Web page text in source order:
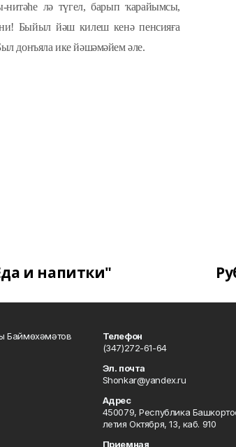
нитәһе лә түгел, барып ҡарайымсы,
Быйыл йәш килеш кенә пенсияға
донъяла ике йәшәмәйем әле.
и напитки"
Баймөхәмәтов
Телефон
(347)272-61-64
Эл. почта
Shonkar@yandex.ru
Адрес
450079, Республика
летия Октября, 13, каб. 910
Приемная